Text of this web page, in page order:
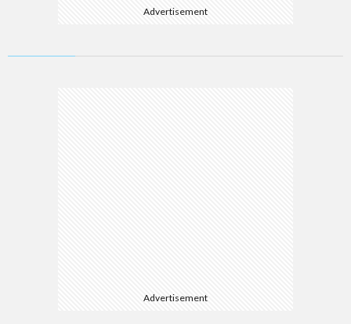
Advertisement
Advertisement